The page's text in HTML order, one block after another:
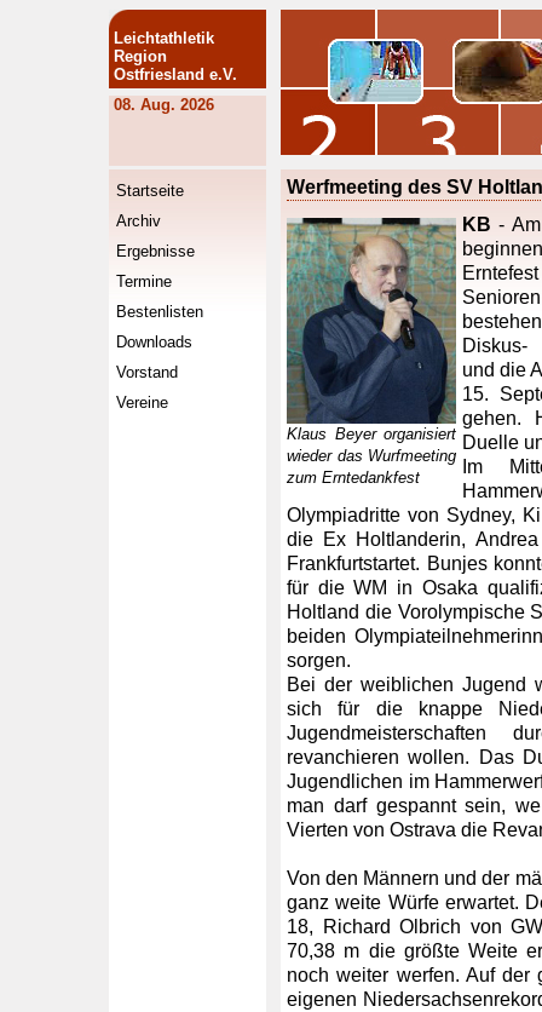
Leichtathletik
Region
Ostfriesland e.V.
08. Aug. 2026
Startseite
Archiv
Ergebnisse
Termine
Bestenlisten
Downloads
Vorstand
Vereine
Werfmeeting des SV
Klaus Beyer organisiert
wieder das Wurfmeeting
zum Erntedankfest
KB -
Diskus-
und die
15.
gehen.
Duelle
Im
Olympiadritte von Sydney,
die Ex Holtlanderin,
Frankfurtstartet. Bunjes
für die WM in Osaka
Holtland die Vorolympische
beiden
sorgen.
Bei der weiblichen Jugend
sich für die knappe
Jugendmeisterschaften
revanchieren wollen. Das
Jugendlichen im
man darf gespannt sein,
Vierten von Ostrava die
Von den Männern und der
ganz weite Würfe erwartet.
18, Richard Olbrich von
70,38 m die größte Weite
noch weiter werfen. Auf
eigenen